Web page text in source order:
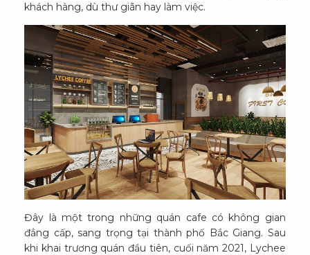
khách hàng, dù thư giãn hay làm việc.
Đây là một trong những quán cafe có không gian
đẳng cấp, sang trọng tại thành phố Bắc Giang. Sau
khi khai trương quán đầu tiên, cuối năm 2021, Lychee